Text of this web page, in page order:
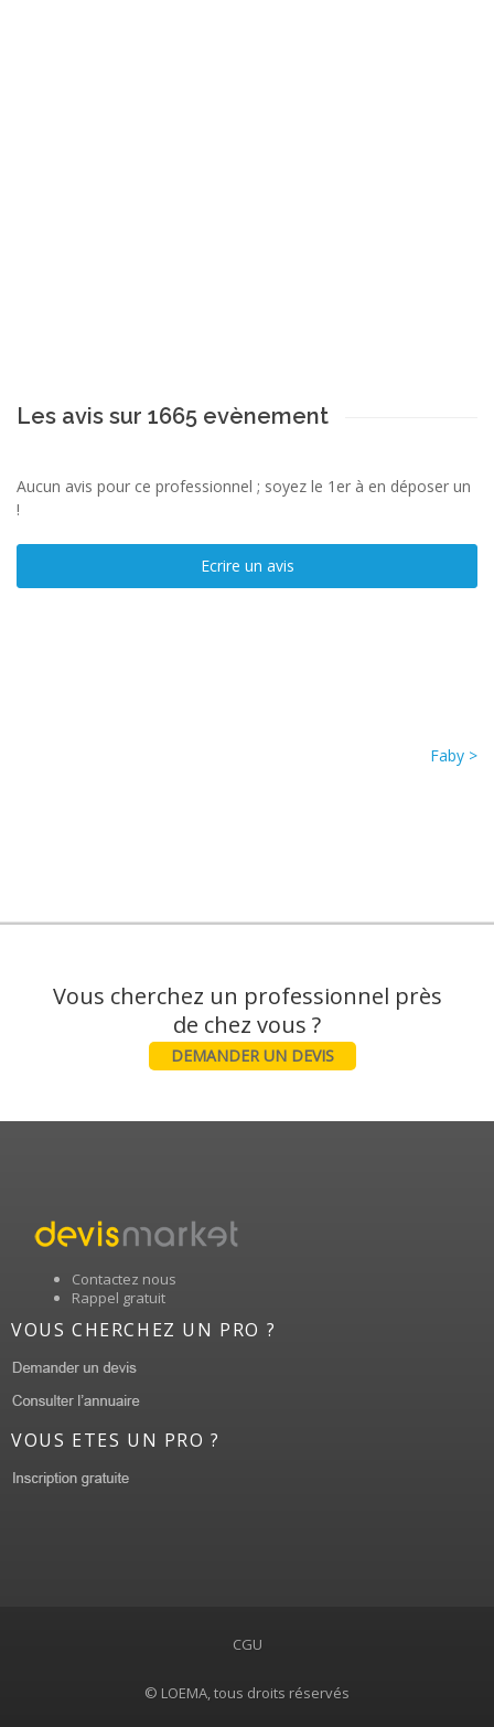
Les avis sur 1665 evènement
Aucun avis pour ce professionnel ; soyez le 1er à en déposer un
!
Ecrire un avis
Faby >
Vous cherchez un professionnel près
DEMANDER UN DEVIS
Contactez nous
Rappel gratuit
VOUS CHERCHEZ UN PRO ?
VOUS ETES UN PRO ?
CGU
© LOEMA, tous droits réservés